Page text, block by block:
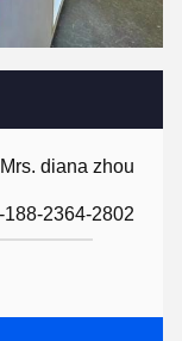
Mrs. diana zhou
188-2364-2802